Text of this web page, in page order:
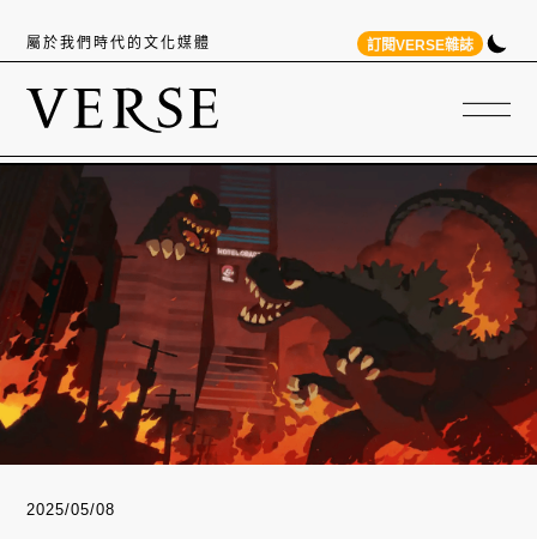
屬於我們時代的文化媒體 訂閱VERSE雜誌
2025/05/08